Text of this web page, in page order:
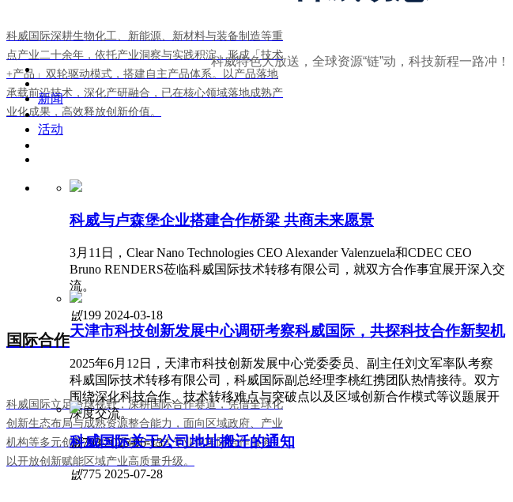
科威国际深耕生物化工、新能源、新材料与装备制造等重
点产业二十余年，依托产业洞察与实践积淀，形成「技术
+产品」双轮驱动模式，搭建自主产品体系。以产品落地
承载前沿技术，深化产研融合，已在核心领域落地成熟产
业化成果，高效释放创新价值。
国际合作
科威国际立足全球视野，深耕国际合作赛道，凭借全球化
创新生态布局与成熟资源整合能力，面向区域政府、产业
机构等多元创新主体，提供一站式专业化国际合作服务，
以开放创新赋能区域产业高质量升级。
科威特色大放送，全球资源“链”动，科技新程一路冲！
新闻
活动
科威与卢森堡企业搭建合作桥梁 共商未来愿景
3月11日，Clear Nano Technologies CEO Alexander Valenzuela和CDEC CEO
Bruno RENDERS莅临科威国际技术转移有限公司，就双方合作事宜展开深入交
流。
넶199 2024-03-18
天津市科技创新发展中心调研考察科威国际，共探科技合作新契机
2025年6月12日，天津市科技创新发展中心党委委员、副主任刘文军率队考察
科威国际技术转移有限公司，科威国际副总经理李桃红携团队热情接待。双方
围绕深化科技合作、技术转移难点与突破点以及区域创新合作模式等议题展开
深度交流。
넶793 2025-06-13
科威国际关于公司地址搬迁的通知
넶775 2025-07-28